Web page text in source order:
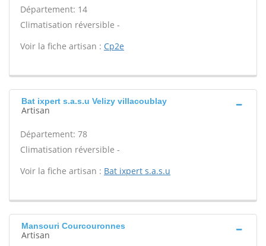
Département: 14
Climatisation réversible -
Voir la fiche artisan : Cp2e
Bat ixpert s.a.s.u Velizy villacoublay
Artisan
Département: 78
Climatisation réversible -
Voir la fiche artisan : Bat ixpert s.a.s.u
Mansouri Courcouronnes
Artisan